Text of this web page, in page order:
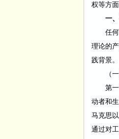
权等方
一、
任
理论的
践背景。
（一
第
动者和
马克思
通过对